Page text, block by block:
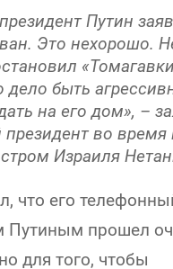
Путин
Это нехорошо.
дело быть
на его дом», –
во время
Израиля
что его
Путиным прошел
для того, чтобы